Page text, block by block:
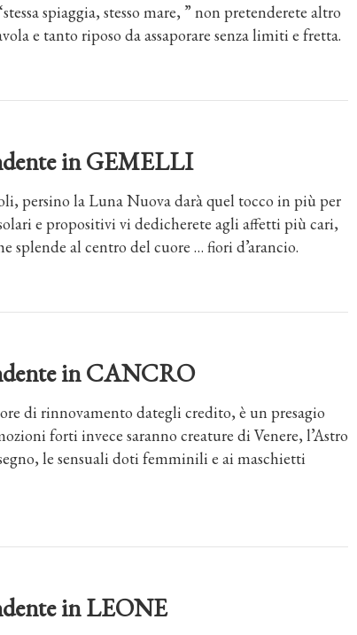
spiaggia, stesso mare, ” non pretenderete altro
e tanto riposo da assaporare senza limiti e fretta.
in GEMELLI
persino la Luna Nuova darà quel tocco in più per
e propositivi vi dedicherete agli affetti più cari,
splende al centro del cuore … fiori d’arancio.
in CANCRO
di rinnovamento dategli credito, è un presagio
forti invece saranno creature di Venere, l’Astro
le sensuali doti femminili e ai maschietti
in LEONE